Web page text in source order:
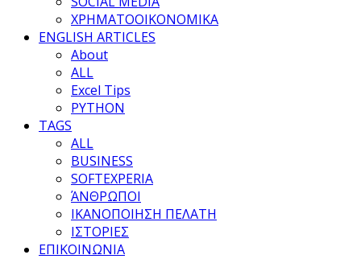
ΧΡΗΜΑΤΟΟΙΚΟΝΟΜΙΚΑ
ENGLISH ARTICLES
About
ALL
Excel Tips
PYTHON
TAGS
ALL
BUSINESS
SOFTEXPERIA
ΆΝΘΡΩΠΟΙ
ΙΚΑΝΟΠΟΙΗΣΗ ΠΕΛΑΤΗ
ΙΣΤΟΡΙΕΣ
ΕΠΙΚΟΙΝΩΝΙΑ